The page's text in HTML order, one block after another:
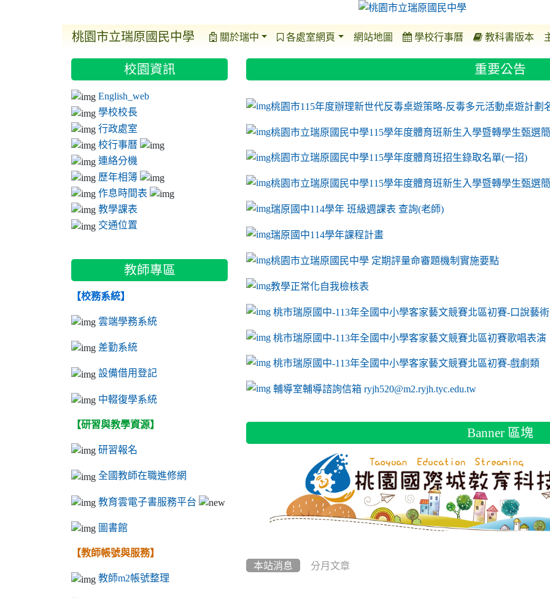
桃園市立瑞原國民中學 ::: 關於瑞中 各處室網頁 網站地圖 學校行事曆 教科書版本
重要公告
link to https://sites.google.com/a/m2.ryjh.tyc.edu.tw/ryjh011/
桃園市115年度辦理新世代反毒桌遊策略-反毒多元活動桌遊計劃
桃園市立瑞原國民中學115學年度體育班新生入學暨轉學生甄選
桃園市立瑞原國民中學115學年度體育班招生錄取名單(一招)
桃園市立瑞原國民中學115學年度體育班新生入學暨轉學生甄選
瑞原國中114學年 班級週課表 查詢(老師)
瑞原國中114學年課程計畫
link to https://sites.google.com/a/m2.ryjh.tyc.edu.tw/ryjh011/
桃園市立瑞原國民中學 定期評量命審題機制實施要點
link to https://sites.google.com/a/m2.ryjh.tyc.edu.tw/ryjh011/
教學正常化自我檢核表
link to mailto:ryjh520@m2.ryjh.tyc.edu.tw
link to mailto:ryjh520@m2.ryjh.tyc.edu.tw
ink to mailto:ryjh520@m2.ryjh.tyc.edu.tw
link to mailto:ryjh520@m2.ryjh.tyc.edu.tw
link to mailto:ryjh520@m2.ryjh.tyc.edu.tw
ink to mailto:ryjh520@m2.ryjh.tyc.edu.tw
ink to mailto:ryjh520@m2.ryjh.tyc.edu.tw
link to https://sites.google.com/a/m2.ryjh.tyc.edu.tw/ryjh011/
ink to mailto:ryjh520@m2.ryjh.tyc.edu.tw
link to https://tyc.entry.edu.tw/NoExamImitate_TL/NoExamImitate/
桃市瑞原國中-113年全國中小學客家藝文競賽北區初賽-口說藝術
link to https://tyc.entry.edu.tw/NoExamImitate_TL/NoExamImitate/
桃市瑞原國中-113年全國中小學客家藝文競賽北區初賽歌唱表演
link to https://tyc.entry.edu.tw/NoExamImitate_TL/NoExamImitate/
桃市瑞原國中-113年全國中小學客家藝文競賽北區初賽-戲劇類
link to https://tyc.entry.edu.tw/NoExamImitate_TL/NoExamImitate/
輔導室輔導諮詢信箱 ryjh520@m2.ryjh.tyc.edu.tw
Banner 區塊
本站消息 分月文章
::: 校園資訊
English_web
學校校長
行政處室
校行事曆
連絡分機
歷年相簿
作息時間表
教學課表
交通位置
教師專區
【校務系統】
雲端學務系統
差勤系統
設備借用登記
中輟復學系統
【研習與教學資源】
研習報名
全國教師在職進修網
教育雲電子書服務平台
圖書館
【教師帳號與服務】
教師m2帳號整理